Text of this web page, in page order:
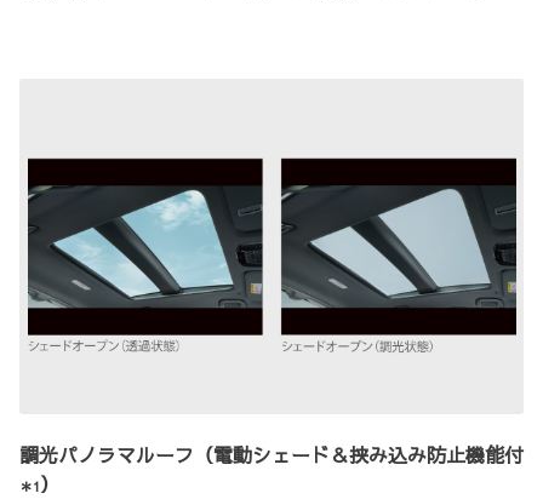
調光パノラマルーフ（電動シェード＆挟み込み防止機能付
＊1）